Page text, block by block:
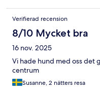
Verifierad recension
8/10 Mycket bra
16 nov. 2025
Vi hade hund med oss det
centrum
Susanne, 2 nätters resa